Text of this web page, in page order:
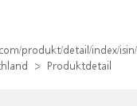
produkt/detail/index/
Produktdetail